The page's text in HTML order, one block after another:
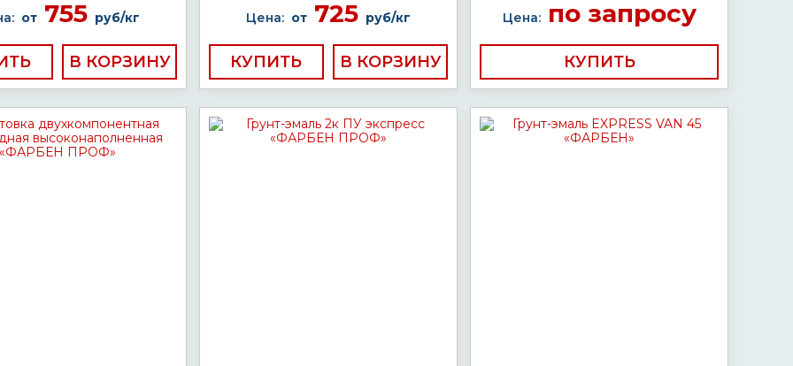
от755 руб/кг Цена: от 725 руб/кг
КУПИТЬ
Цена:по запросу
КУПИТЬ